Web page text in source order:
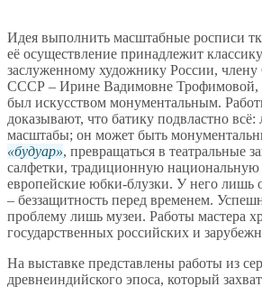
Идея выполнить масштабные росписи
её осуществление принадлежит
заслуженному художнику России,
СССР – Ирине Вадимовне Трофимовой,
был искусством монументальным.
доказывают, что батику подвластно
масштабы; он может быть
будуар , превращаться в театральные
салфетки, традиционную
европейские юбки-блузки. У него лишь
– беззащитность перед временем.
проблему лишь музеи. Работы мастера
государственных российских и
На выставке представлены работы из
древнеиндийского эпоса, который